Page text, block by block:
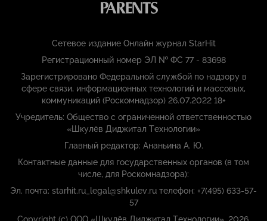
Сетевое издание Онлайн журнал StarHit
Регистрационный номер ЭЛ № ФС 77 - 83698
Зарегистрировано Федеральной службой по надзору в
сфере связи, информационных технологий и массовых,
коммуникаций (Роскомнадзор) 26.07.2022 18+
Учредитель: Общество с ограниченной ответственностью
«Шкулёв Диджитал Технологии»
Главный редактор: Ананьина А. Ю.
Контактные данные для государственных органов (в том
числе, для Роскомнадзора):
Эл. почта: starhit.ru_legal@shkulev.ru телефон: +7(495) 633-57-
57